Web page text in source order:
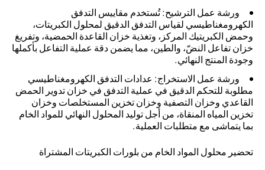
ورشة عمل الترشيح: تُستخدم مقاييس التدفق
الكهرومغناطيسي لقياس التدفق الدقيق لمحلول الكبريتات،
وحمض الكبريتيك المركز، وتغذية خزان القاعدة الحمضية، وتفريغ
خزان تفاعل النضّ، والطين، مما يضمن دقة عملية التفاعل بأكملها
وجودة المنتج النهائي.
ورشة عمل الاستخراج: عدادات التدفق الكهرومغناطيسي
مطلوبة للتحكم الدقيق في عملية التدفق في خزان تدوير الحمض
القاعدي وخزان التصفية وخزان تخزين المستخلصات وخزان
تخزين المياه المنقاة، من أجل توليد المحلول النهائي للمواد الخام
بما يتماشى مع متطلبات العملية.
تحضير محلول المواد الخام من بلورات الكبريتات المشتراة